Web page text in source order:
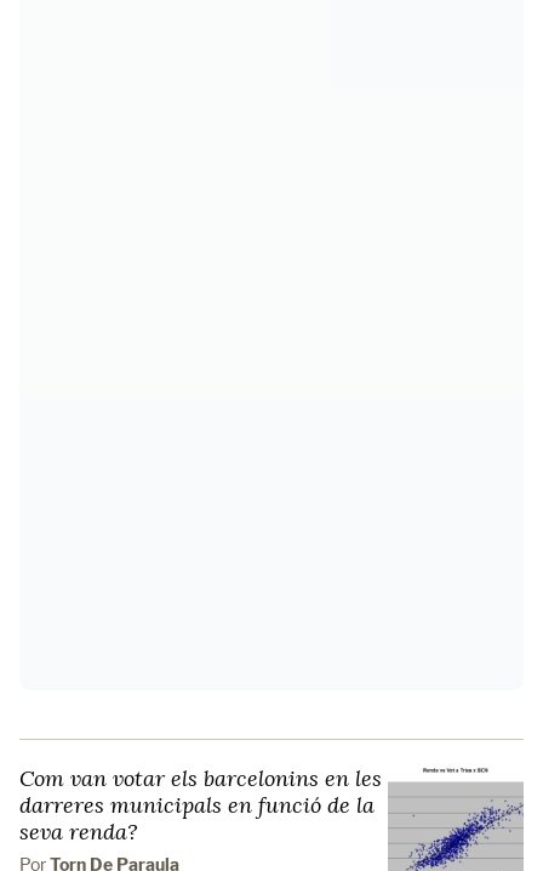
Com van votar els barcelonins en les
darreres municipals en funció de la
seva renda?
PorTorn De Paraula